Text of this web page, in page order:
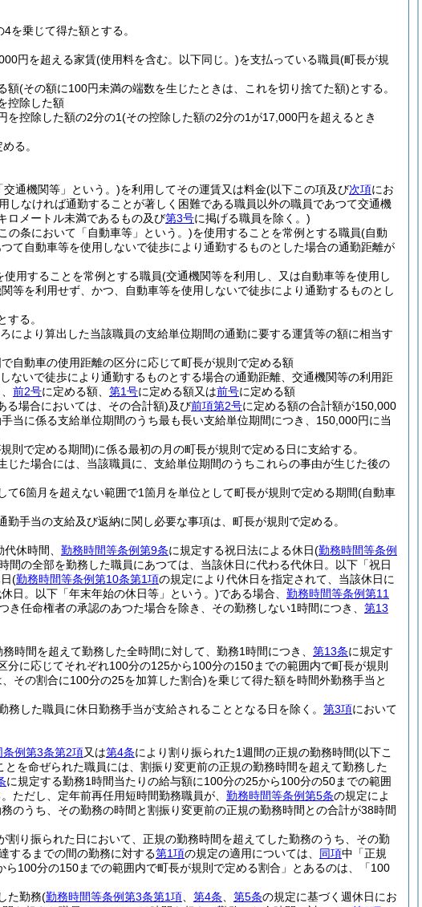
を乗じて得た額とする。
円を超える家賃(使用料を含む。以下同じ。)を支払っている職員(町長が規
額(その額に100円未満の端数を生じたときは、これを切り捨てた額)とする。
控除した額
を控除した額の2分の1(その控除した額の2分の1が17,000円を超えるとき
る。
交通機関等」という。)を利用してその運賃又は料金(以下この項及び次項にお
しなければ通勤することが著しく困難である職員以外の職員であつて交通機
ロメートル未満であるもの及び第3号に掲げる職員を除く。)
の条において「自動車等」という。)を使用することを常例とする職員(自動
て自動車等を使用しないで徒歩により通勤するものとした場合の通勤距離が
用することを常例とする職員(交通機関等を利用し、又は自動車等を使用し
等を利用せず、かつ、自動車等を使用しないで徒歩により通勤するものとし
する。
より算出した当該職員の支給単位期間の通勤に要する運賃等の額に相当す
自動車の使用距離の区分に応じて町長が規則で定める額
いで徒歩により通勤するものとする場合の通勤距離、交通機関等の利用距
前2号に定める額、 第1号に定める額又は前号に定める額
る場合においては、その合計額)及び前項第2号に定める額の合計額が150,000
当に係る支給単位期間のうち最も長い支給単位期間につき、150,000円に当
則で定める期間)に係る最初の月の町長が規則で定める日に支給する。
た場合には、当該職員に、支給単位期間のうちこれらの事由が生じた後の
6箇月を超えない範囲で1箇月を単位として町長が規則で定める期間(自動車
手当の支給及び返納に関し必要な事項は、町長が規則で定める。
休時間、 勤務時間等条例第9条に規定する祝日法による休日(勤務時間等条例
の全部を勤務した職員にあつては、当該休日に代わる代休日。以下「祝日
(勤務時間等条例第10条第1項の規定により代休日を指定されて、当該休日に
日。以下「年末年始の休日等」という。)である場合、 勤務時間等条例第11
き任命権者の承認のあつた場合を除き、その勤務しない1時間につき、 第13
時間を超えて勤務した全時間に対して、勤務1時間につき、 第13条に規定す
に応じてそれぞれ100分の125から100分の150までの範囲内で町長が規則
その割合に100分の25を加算した割合)を乗じて得た額を時間外勤務手当と
務した職員に休日勤務手当が支給されることとなる日を除く。 第3項において
条例第3条第2項又は第4条により割り振られた1週間の正規の勤務時間(以下こ
とを命ぜられた職員には、割振り変更前の正規の勤務時間を超えて勤務した
に規定する勤務1時間当たりの給与額に100分の25から100分の50までの範囲
ただし、定年前再任用短時間勤務職員が、 勤務時間等条例第5条の規定によ
のうち、その勤務の時間と割振り変更前の正規の勤務時間との合計が38時間
り振られた日において、正規の勤務時間を超えてした勤務のうち、その勤
するまでの間の勤務に対する第1項の規定の適用については、 同項中「正規
100分の150までの範囲内で町長が規則で定める割合」とあるのは、「100
た勤務(勤務時間等条例第3条第1項 第4条 第5条の規定に基づく週休日にお